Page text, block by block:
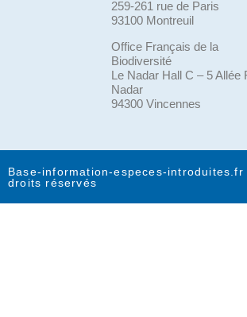
259-261 rue de Paris
93100 Montreuil
Office Français de la
Biodiversité
Le Nadar Hall C – 5 Allée
Nadar
94300 Vincennes
Base-information-especes-
droits réservés